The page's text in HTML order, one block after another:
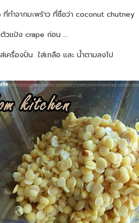
ที่ทำจากมะพร้าว ที่ชื่อว่า coconut chutney
วแป้ง crape ก่อน ...
ส่เครื่องปั่น ใส่เกลือ และ น้ำตามลงไป